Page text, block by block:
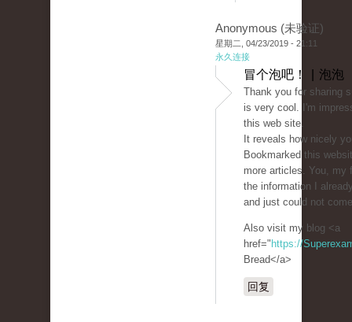
Anonymous (未验证)
星期二, 04/23/2019 - 21:11
永久连接
冒个泡吧！ | 泡泡
Thank you for sharing
is very cool. I'm
this web site.
It reveals how nicely
Bookmarked this
more articles. You, my
the information I
and just could not
Also visit my blog <a
href=" https://
Bread</a>
回复